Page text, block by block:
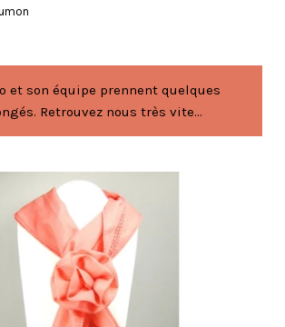
et son équipe prennent quelques
Retrouvez nous très vite...